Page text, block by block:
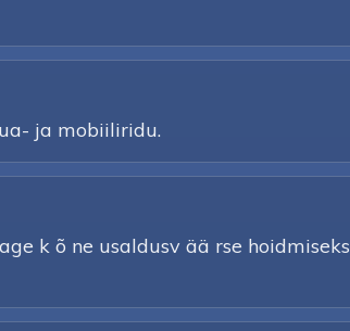
ja mobiiliridu.
k õ ne usaldusv ää rse hoidmiseks